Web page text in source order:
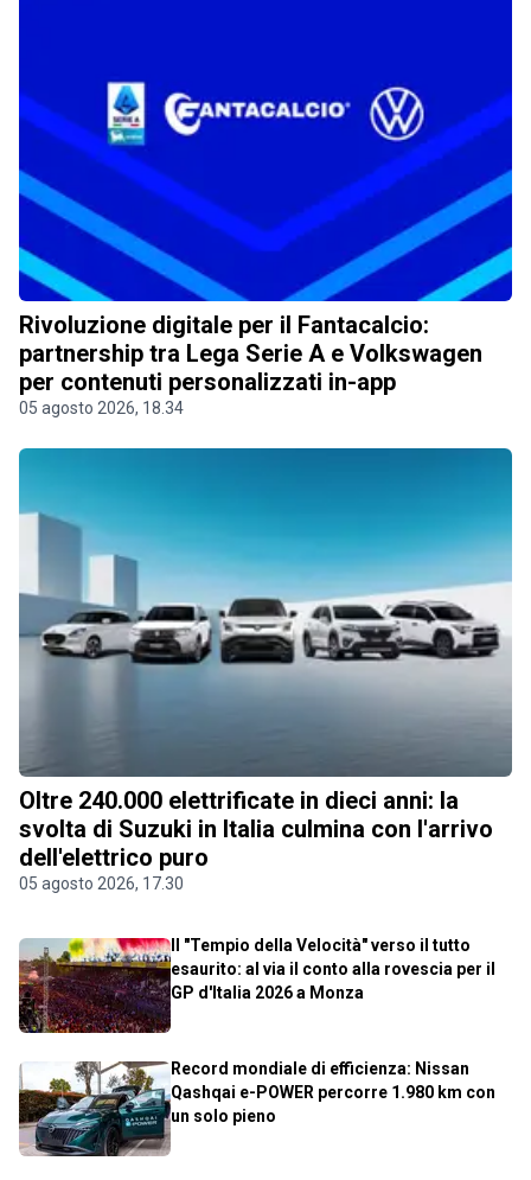
Rivoluzione digitale per il Fantacalcio:
partnership tra Lega Serie A e Volkswagen
per contenuti personalizzati in-app
05 agosto 2026, 18.34
Oltre 240.000 elettrificate in dieci anni: la
svolta di Suzuki in Italia culmina con l'arrivo
dell'elettrico puro
05 agosto 2026, 17.30
Il "Tempio della Velocità" verso il tutto
esaurito: al via il conto alla rovescia per il
GP d'Italia 2026 a Monza
Record mondiale di efficienza: Nissan
Qashqai e-POWER percorre 1.980 km con
un solo pieno